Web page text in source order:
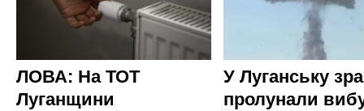
ЛОВА: На ТОТ
Луганщини
У Луганську
пролунали